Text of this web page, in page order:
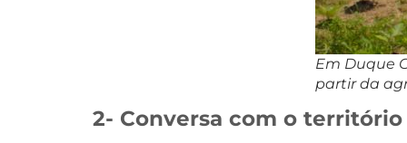
Em Duque
partir da
2- Conversa com o